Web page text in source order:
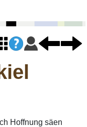
Hoffnung säen